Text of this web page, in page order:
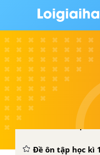
PHẦN HAI. SINH
Đề kiểm tra giữa
ĐỀ CƯƠNG HỌC KÌ
Đề ôn tập học kì